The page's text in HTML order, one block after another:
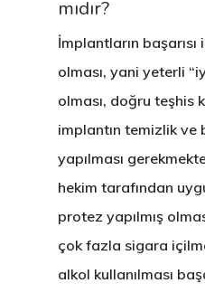
mıdır?
İmplantların başarısı
olması, yani yeterli
olması, doğru teşhis
implantın temizlik ve
yapılması
hekim tarafından
protez yapılmış
çok fazla sigara
alkol kullanılması